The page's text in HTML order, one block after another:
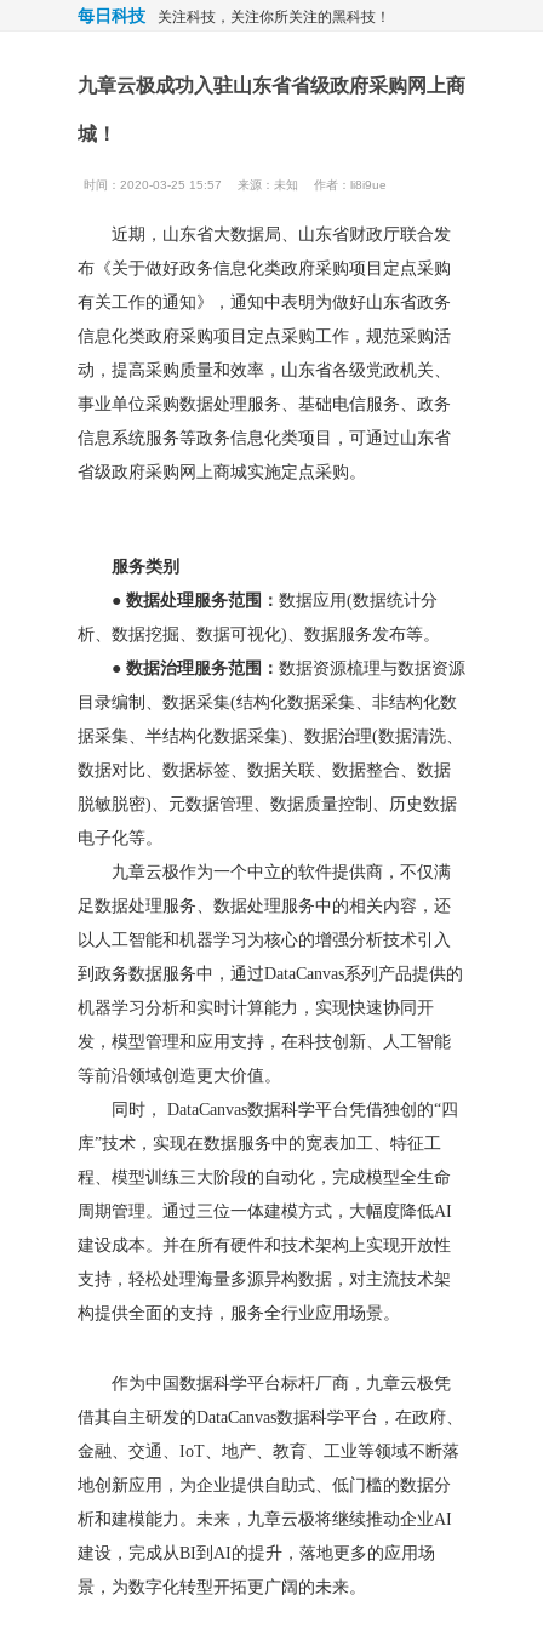
每日科技 关注科技，关注你所关注的黑科技！
九章云极成功入驻山东省省级政府采购网上商
城！
时间：2020-03-25 15:57 来源： 未知 作者：li8i9ue
近期，山东省大数据局、山东省财政厅联合发
布《关于做好政务信息化类政府采购项目定点采购
有关工作的通知》，通知中表明为做好山东省政务
信息化类政府采购项目定点采购工作，规范采购活
动，提高采购质量和效率，山东省各级党政机关、
事业单位采购数据处理服务、基础电信服务、政务
信息系统服务等政务信息化类项目，可通过山东省
省级政府采购网上商城实施定点采购。
服务类别
● 数据处理服务范围： 数据应用(数据统计分
析、数据挖掘、数据可视化)、数据服务发布等。
● 数据治理服务范围： 数据资源梳理与数据资源
目录编制、数据采集(结构化数据采集、非结构化数
据采集、半结构化数据采集)、数据治理(数据清洗、
数据对比、数据标签、数据关联、数据整合、数据
脱敏脱密)、元数据管理、数据质量控制、历史数据
电子化等。
九章云极作为一个中立的软件提供商，不仅满
足数据处理服务、数据处理服务中的相关内容，还
以人工智能和机器学习为核心的增强分析技术引入
到政务数据服务中，通过DataCanvas系列产品提供的
机器学习分析和实时计算能力，实现快速协同开
发，模型管理和应用支持，在科技创新、人工智能
等前沿领域创造更大价值。
同时， DataCanvas数据科学平台凭借独创的“四
库”技术，实现在数据服务中的宽表加工、特征工
程、模型训练三大阶段的自动化，完成模型全生命
周期管理。通过三位一体建模方式，大幅度降低AI
建设成本。并在所有硬件和技术架构上实现开放性
支持，轻松处理海量多源异构数据，对主流技术架
构提供全面的支持，服务全行业应用场景。
作为中国数据科学平台标杆厂商，九章云极凭
借其自主研发的DataCanvas数据科学平台，在政府、
金融、交通、IoT、地产、教育、工业等领域不断落
地创新应用，为企业提供自助式、低门槛的数据分
析和建模能力。未来，九章云极将继续推动企业AI
建设，完成从BI到AI的提升，落地更多的应用场
景，为数字化转型开拓更广阔的未来。